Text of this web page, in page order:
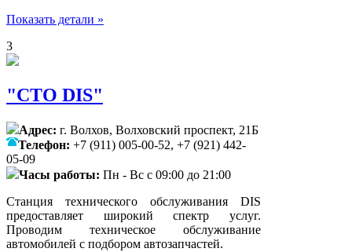
Показать детали »
3
"СТО DIS"
Адрес: г. Волхов, Волховский проспект, 21Б
Телефон: +7 (911) 005-00-52, +7 (921) 442-
05-09
Часы работы: Пн - Вс с 09:00 до 21:00
Станция технического обслуживания DIS
предоставляет широкий спектр услуг.
Проводим техническое обслуживание
автомобилей с подбором автозапчастей.